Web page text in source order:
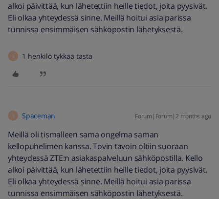
alkoi päivittää, kun lähetettiin heille tiedot, joita pyysivät.
Eli olkaa yhteydessä sinne. Meillä hoitui asia parissa
tunnissa ensimmäisen sähköpostin lähetyksestä.
S 1 henkilö tykkää tästä
S Spaceman Forum|Forum|2 months ago
Meillä oli tismalleen sama ongelma saman
kellopuhelimen kanssa. Tovin tavoin oltiin suoraan
yhteydessä ZTE:n asiakaspalveluun sähköpostilla. Kello
alkoi päivittää, kun lähetettiin heille tiedot, joita pyysivät.
Eli olkaa yhteydessä sinne. Meillä hoitui asia parissa
tunnissa ensimmäisen sähköpostin lähetyksestä.